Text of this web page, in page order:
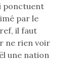
ponctuent
par le
il faut
ne rien voir
une nation